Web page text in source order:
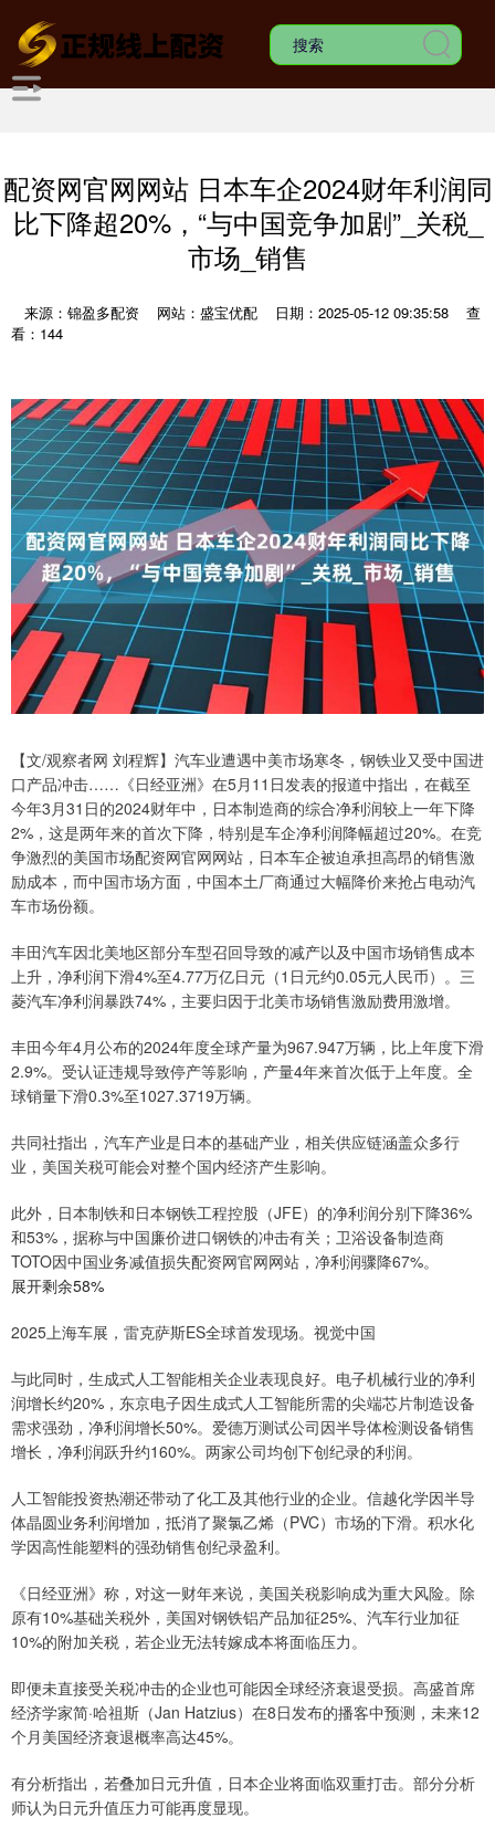
配资网官网网站 日本车企2024财年利润同
比下降超20%，“与中国竞争加剧”_关税_
市场_销售
来源：锦盈多配资 网站：盛宝优配 日期：2025-05-12 09:35:58
查
看：144
【文/观察者网 刘程辉】汽车业遭遇中美市场寒冬，钢铁业又受中国进
口产品冲击……《日经亚洲》在5月11日发表的报道中指出，在截至
今年3月31日的2024财年中，日本制造商的综合净利润较上一年下降
2%，这是两年来的首次下降，特别是车企净利润降幅超过20%。在竞
争激烈的美国市场配资网官网网站，日本车企被迫承担高昂的销售激
励成本，而中国市场方面，中国本土厂商通过大幅降价来抢占电动汽
车市场份额。
丰田汽车因北美地区部分车型召回导致的减产以及中国市场销售成本
上升，净利润下滑4%至4.77万亿日元（1日元约0.05元人民币）。三
菱汽车净利润暴跌74%，主要归因于北美市场销售激励费用激增。
丰田今年4月公布的2024年度全球产量为967.947万辆，比上年度下滑
2.9%。受认证违规导致停产等影响，产量4年来首次低于上年度。全
球销量下滑0.3%至1027.3719万辆。
共同社指出，汽车产业是日本的基础产业，相关供应链涵盖众多行
业，美国关税可能会对整个国内经济产生影响。
此外，日本制铁和日本钢铁工程控股（JFE）的净利润分别下降36%
和53%，据称与中国廉价进口钢铁的冲击有关；卫浴设备制造商
TOTO因中国业务减值损失配资网官网网站，净利润骤降67%。
展开剩余58%
2025上海车展，雷克萨斯ES全球首发现场。视觉中国
与此同时，生成式人工智能相关企业表现良好。电子机械行业的净利
润增长约20%，东京电子因生成式人工智能所需的尖端芯片制造设备
需求强劲，净利润增长50%。爱德万测试公司因半导体检测设备销售
增长，净利润跃升约160%。两家公司均创下创纪录的利润。
人工智能投资热潮还带动了化工及其他行业的企业。信越化学因半导
体晶圆业务利润增加，抵消了聚氯乙烯（PVC）市场的下滑。积水化
学因高性能塑料的强劲销售创纪录盈利。
《日经亚洲》称，对这一财年来说，美国关税影响成为重大风险。除
原有10%基础关税外，美国对钢铁铝产品加征25%、汽车行业加征
10%的附加关税，若企业无法转嫁成本将面临压力。
即便未直接受关税冲击的企业也可能因全球经济衰退受损。高盛首席
经济学家简·哈祖斯（Jan Hatzius）在8日发布的播客中预测，未来12
个月美国经济衰退概率高达45%。
有分析指出，若叠加日元升值，日本企业将面临双重打击。部分分析
师认为日元升值压力可能再度显现。